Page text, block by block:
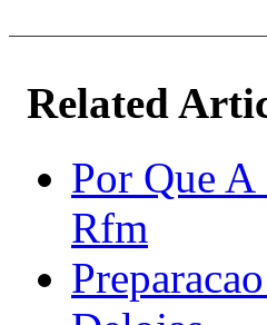
Related
Por Que
Rfm